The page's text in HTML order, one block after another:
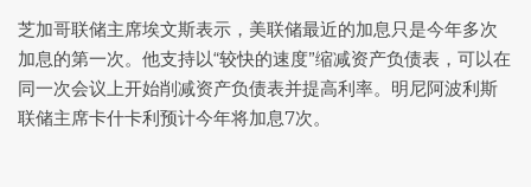
芝加哥联储主席埃文斯表示，美联储最近的加息只是今年多次
加息的第一次。他支持以“较快的速度”缩减资产负债表，可以在
同一次会议上开始削减资产负债表并提高利率。明尼阿波利斯
联储主席卡什卡利预计今年将加息7次。